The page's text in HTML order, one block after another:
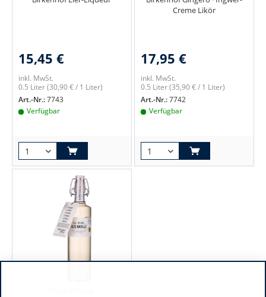
15,45 €
inkl. MwSt.
0.5 Liter(30,90 € / 1 Liter)
Art.-Nr.:7743
Verfügbar
Creme Likör
17,95 €
inkl. MwSt.
0.5 Liter(35,90 € / 1 Liter)
Art.-Nr.:7742
Verfügbar